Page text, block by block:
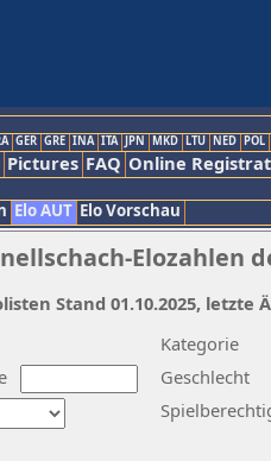
GER GRE INA ITA JPN MKD LTU NED POL
Pictures FAQ Online
Elo AUT Elo Vorschau
Elozahlen
Kategorie
Geschlecht
Stand 01.10.2025,